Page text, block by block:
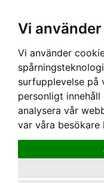
Vi
Vi använder
surfupplevelse på
personligt
analysera vår
var våra besökare
Hem› DAM›TJOCKTRÖJOR›